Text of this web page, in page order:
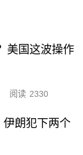
美国这波操作
阅读 2330
伊朗犯下两个